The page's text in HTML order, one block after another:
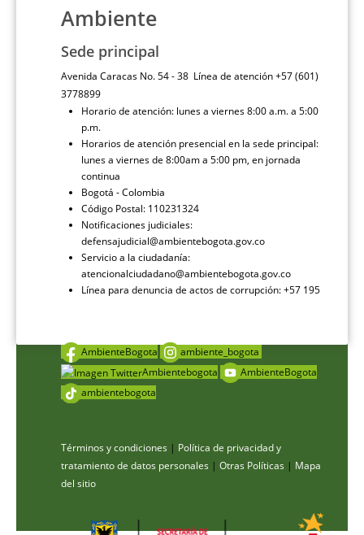
Ambiente
Sede principal
Avenida Caracas No. 54 - 38 Línea de atención +57 (601)
3778899
Horario de atención: lunes a viernes 8:00 a.m. a 5:00
p.m.
Horarios de atención presencial en la sede principal:
lunes a viernes de 8:00am a 5:00 pm, en jornada
continua
Bogotá - Colombia
Código Postal: 110231324
Notificaciones judiciales:
defensajudicial@ambientebogota.gov.co
Servicio a la ciudadanía:
atencionalciudadano@ambientebogota.gov.co
Línea para denuncia de actos de corrupción: +57 195
AmbienteBogota
ambiente_bogota
Ambientebogota
AmbienteBogota
ambientebogota
Términos y condiciones | Política de privacidad y
tratamiento de datos personales | Otras Políticas | Mapa
del sitio